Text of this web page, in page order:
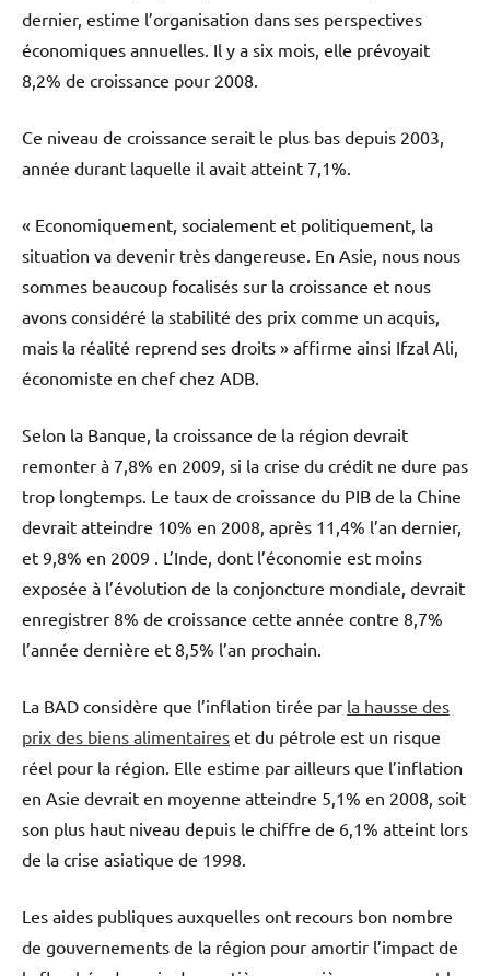
dernier, estime l’organisation dans ses perspectives
économiques annuelles. Il y a six mois, elle prévoyait
8,2% de croissance pour 2008.
Ce niveau de croissance serait le plus bas depuis 2003,
année durant laquelle il avait atteint 7,1%.
« Economiquement, socialement et politiquement, la
situation va devenir très dangereuse. En Asie, nous nous
sommes beaucoup focalisés sur la croissance et nous
avons considéré la stabilité des prix comme un acquis,
mais la réalité reprend ses droits » affirme ainsi Ifzal Ali,
économiste en chef chez ADB.
Selon la Banque, la croissance de la région devrait
remonter à 7,8% en 2009, si la crise du crédit ne dure pas
trop longtemps. Le taux de croissance du PIB de la Chine
devrait atteindre 10% en 2008, après 11,4% l’an dernier,
et 9,8% en 2009 . L’Inde, dont l’économie est moins
exposée à l’évolution de la conjoncture mondiale, devrait
enregistrer 8% de croissance cette année contre 8,7%
l’année dernière et 8,5% l’an prochain.
La BAD considère que l’inflation tirée par la hausse des
prix des biens alimentaires et du pétrole est un risque
réel pour la région. Elle estime par ailleurs que l’inflation
en Asie devrait en moyenne atteindre 5,1% en 2008, soit
son plus haut niveau depuis le chiffre de 6,1% atteint lors
de la crise asiatique de 1998.
Les aides publiques auxquelles ont recours bon nombre
de gouvernements de la région pour amortir l’impact de